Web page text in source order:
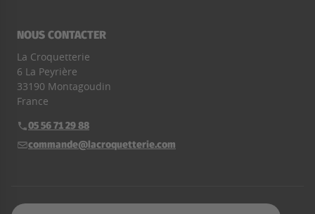
NOUS CONTACTER
La Croquetterie
6 La Peyrière
33190 Montagoudin
France
Téléphone :
05 56 71 29 88
E-mail :
commande@lacroquetterie.com